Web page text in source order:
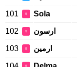
101 ♀ Sola
102 ♀ ارسون
103 ♀ ارمين